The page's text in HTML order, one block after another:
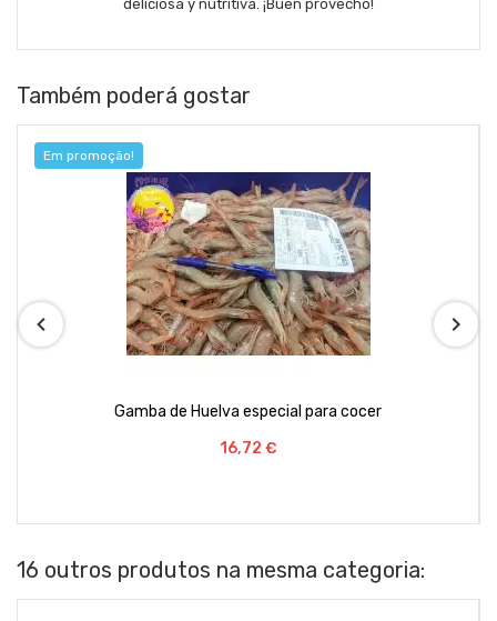
deliciosa y nutritiva. ¡Buen provecho!
Também poderá gostar
Em promoção!
Gamba de Huelva especial para cocer
Preço
16,72 €
16 outros produtos na mesma categoria: